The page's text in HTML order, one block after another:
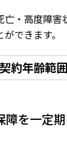
亡・高度障
できます。
契約年齢範囲
障を一定